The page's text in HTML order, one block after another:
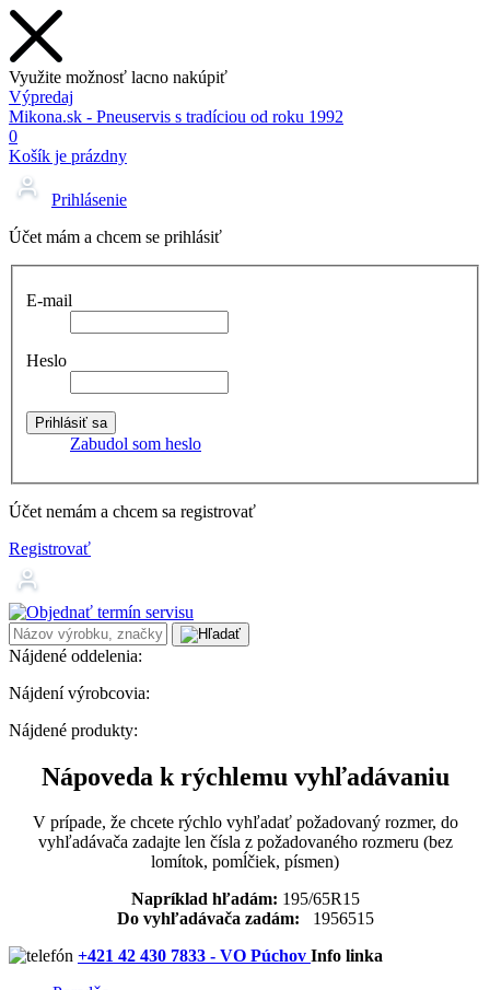
Využite možnosť lacno nakúpiť
Výpredaj
Mikona.sk - Pneuservis s tradíciou od roku 1992
0
Košík je prázdny
Prihlásenie
Účet mám a chcem se prihlásiť
E-mail
Heslo
Zabudol som heslo
Účet nemám a chcem sa registrovať
Registrovať
Nájdené oddelenia:
Nájdení výrobcovia:
Nájdené produkty:
Nápoveda k rýchlemu vyhľadávaniu
V prípade, že chcete rýchlo vyhľadať požadovaný rozmer, do
vyhľadávača zadajte len čísla z požadovaného rozmeru (bez
lomítok, pomĺčiek, písmen)
Napríklad hľadám: 195/65R15
Do vyhľadávača zadám: 1956515
+421 42 430 7833 - VO Púchov Info linka